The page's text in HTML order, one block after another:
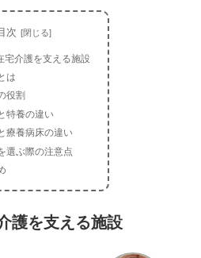
次
宅介護を支える施設
は
役割
特養の違い
療養病床の違い
選ぶ際の注意点
護を支える施設